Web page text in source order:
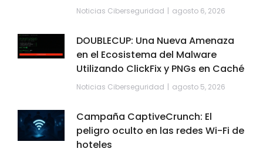
Noticias Ciberseguridad agosto 6, 2026
DOUBLECUP: Una Nueva Amenaza
en el Ecosistema del Malware
Utilizando ClickFix y PNGs en Caché
Noticias Ciberseguridad agosto 5, 2026
Campaña CaptiveCrunch: El
peligro oculto en las redes Wi-Fi de
hoteles